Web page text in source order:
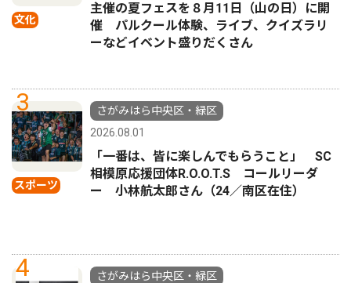
文化
主催の夏フェスを８月11日（山の日）に開
催 パルクール体験、ライブ、クイズラリ
ーなどイベント盛りだくさん
3
スポーツ
さがみはら中央区・緑区
2026.08.01
「一番は、皆に楽しんでもらうこと」 SC
相模原応援団体R.O.O.T.S コールリーダ
ー 小林航太郎さん（24／南区在住）
4
さがみはら中央区・緑区